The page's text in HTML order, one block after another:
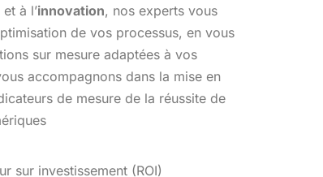
et à l’innovation, nos experts vous
de vos processus, en vous
sur mesure adaptées à vos
accompagnons dans la mise en
de mesure de la réussite de
sur investissement (ROI)